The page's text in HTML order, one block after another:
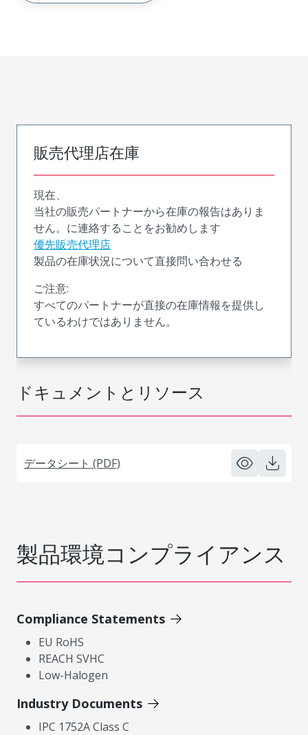
ドキュメントとリソース
データシート (PDF)
販売代理店在庫
現在、
当社の販売パートナーから在庫の報告はありま
せん。に連絡することをお勧めします
優先販売代理店
製品の在庫状況について直接問い合わせる
ご注意:
すべてのパートナーが直接の在庫情報を提供し
ているわけではありません。
製品環境コンプライアンス
Compliance Statements
EU RoHS
REACH SVHC
Low-Halogen
Industry Documents
IPC 1752A Class C